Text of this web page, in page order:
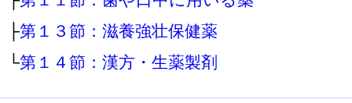
├第１３節：滋養強壮保健薬
└第１４節：漢方・生薬製剤